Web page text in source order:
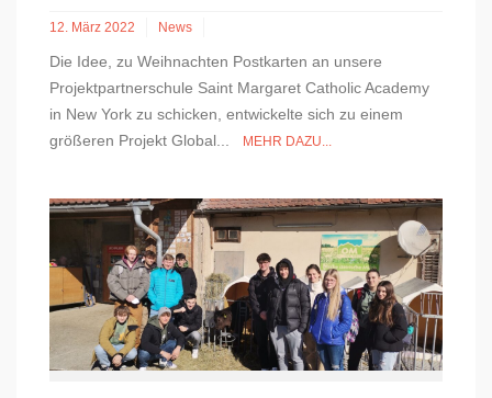
12. März 2022 News
Die Idee, zu Weihnachten Postkarten an unsere
Projektpartnerschule Saint Margaret Catholic Academy
in New York zu schicken, entwickelte sich zu einem
größeren Projekt Global...
MEHR DAZU...